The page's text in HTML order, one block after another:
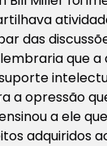
das
que a
a opressão
a ele
adquiridos